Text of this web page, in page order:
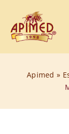
content
Apimed »